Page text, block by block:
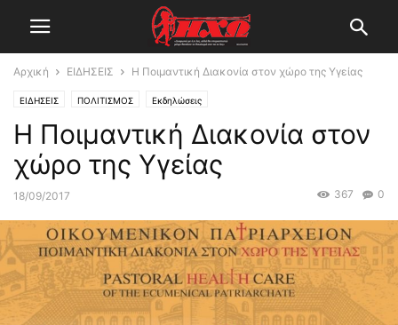
Αρχική ΕΙΔΗΣΕΙΣ Η Ποιμαντική Διακονία στον χώρο της Υγείας
ΕΙΔΗΣΕΙΣ ΠΟΛΙΤΙΣΜΟΣ Εκδηλώσεις
Η Ποιμαντική Διακονία στον
χώρο της Υγείας
18/09/2017 0
367